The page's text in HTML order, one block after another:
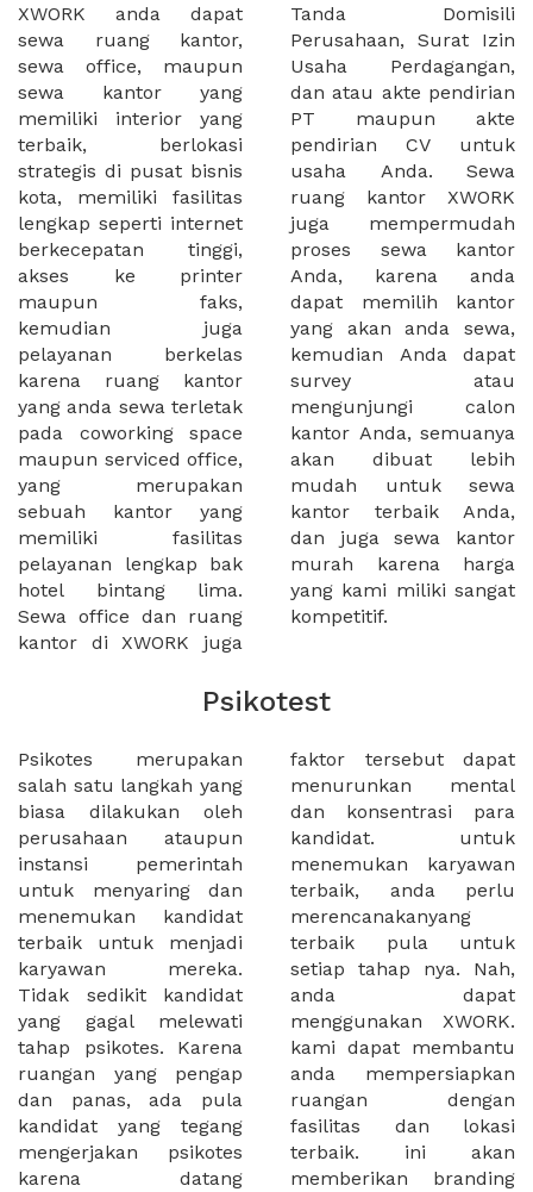
XWORK anda dapat
sewa ruang kantor,
sewa office, maupun
sewa kantor yang
memiliki interior yang
terbaik, berlokasi
strategis di pusat bisnis
kota, memiliki fasilitas
lengkap seperti internet
berkecepatan tinggi,
akses ke printer
maupun faks,
kemudian juga
pelayanan berkelas
karena ruang kantor
yang anda sewa terletak
pada coworking space
maupun serviced office,
yang merupakan
sebuah kantor yang
memiliki fasilitas
pelayanan lengkap bak
hotel bintang lima.
Sewa office dan ruang
kantor di XWORK juga
Tanda Domisili
Perusahaan, Surat Izin
Usaha Perdagangan,
dan atau akte pendirian
PT maupun akte
pendirian CV untuk
usaha Anda. Sewa
ruang kantor XWORK
juga mempermudah
proses sewa kantor
Anda, karena anda
dapat memilih kantor
yang akan anda sewa,
kemudian Anda dapat
survey atau
mengunjungi calon
kantor Anda, semuanya
akan dibuat lebih
mudah untuk sewa
kantor terbaik Anda,
dan juga sewa kantor
murah karena harga
yang kami miliki sangat
kompetitif.
Psikotest
Psikotes merupakan
salah satu langkah yang
biasa dilakukan oleh
perusahaan ataupun
instansi pemerintah
untuk menyaring dan
menemukan kandidat
terbaik untuk menjadi
karyawan mereka.
Tidak sedikit kandidat
yang gagal melewati
tahap psikotes. Karena
ruangan yang pengap
dan panas, ada pula
kandidat yang tegang
mengerjakan psikotes
karena datang
faktor tersebut dapat
menurunkan mental
dan konsentrasi para
kandidat. untuk
menemukan karyawan
terbaik, anda perlu
merencanakanyang
terbaik pula untuk
setiap tahap nya. Nah,
anda dapat
menggunakan XWORK.
kami dapat membantu
anda mempersiapkan
ruangan dengan
fasilitas dan lokasi
terbaik. ini akan
memberikan branding